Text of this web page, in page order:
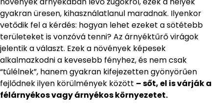
gyakran üresen, kihasználatlanul maradnak. Ilyenkor
vetődik fel a kérdés: hogyan lehet ezeket a sötétebb
területeket is vonzóvá tenni? Az árnyéktűrő virágok
jelentik a választ. Ezek a növények képesek
alkalmazkodni a kevesebb fényhez, és nem csak
“túlélnek”, hanem gyakran kifejezetten gyönyörűen
fejlődnek ilyen körülmények között – sőt, el is várják a
félárnyékos vagy árnyékos környezetet.